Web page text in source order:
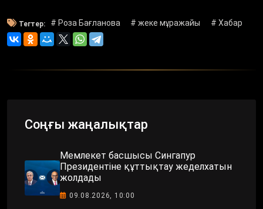
Тегтер: # Роза Бағланова # жеке мұражайы # Хабар
Соңғы жаңалықтар
Мемлекет басшысы Сингапур
Президентіне құттықтау жеделхатын
жолдады
09.08.2026, 10:00